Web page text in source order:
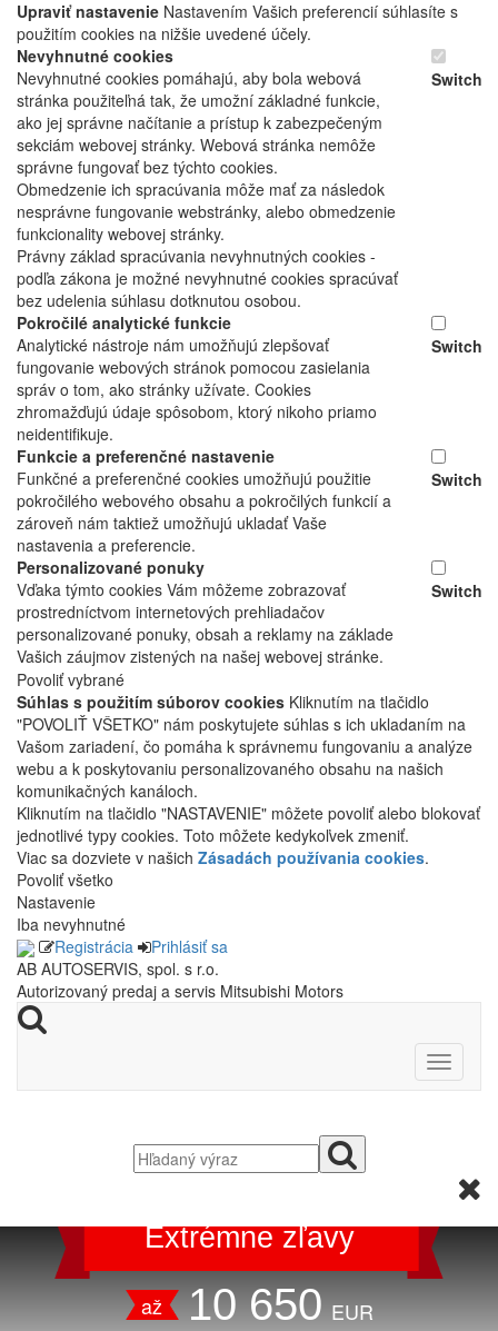
Upraviť nastavenie Nastavením Vašich preferencií súhlasíte s
použitím cookies na nižšie uvedené účely.
Nevyhnutné cookies
Nevyhnutné cookies pomáhajú, aby bola webová
stránka použiteľná tak, že umožní základné funkcie,
ako jej správne načítanie a prístup k zabezpečeným
sekciám webovej stránky. Webová stránka nemôže
správne fungovať bez týchto cookies.
Obmedzenie ich spracúvania môže mať za následok
nesprávne fungovanie webstránky, alebo obmedzenie
funkcionality webovej stránky.
Právny základ spracúvania nevyhnutných cookies -
podľa zákona je možné nevyhnutné cookies spracúvať
bez udelenia súhlasu dotknutou osobou.
Switch
Pokročilé analytické funkcie
Analytické nástroje nám umožňujú zlepšovať
fungovanie webových stránok pomocou zasielania
správ o tom, ako stránky užívate. Cookies
zhromažďujú údaje spôsobom, ktorý nikoho priamo
neidentifikuje.
Switch
Funkcie a preferenčné nastavenie
Funkčné a preferenčné cookies umožňujú použitie
pokročilého webového obsahu a pokročilých funkcií a
zároveň nám taktiež umožňujú ukladať Vaše
nastavenia a preferencie.
Switch
Personalizované ponuky
Vďaka týmto cookies Vám môžeme zobrazovať
prostredníctvom internetových prehliadačov
personalizované ponuky, obsah a reklamy na základe
Vašich záujmov zistených na našej webovej stránke.
Switch
Povoliť vybrané
Súhlas s použitím súborov cookies Kliknutím na tlačidlo
"POVOLIŤ VŠETKO" nám poskytujete súhlas s ich ukladaním na
Vašom zariadení, čo pomáha k správnemu fungovaniu a analýze
webu a k poskytovaniu personalizovaného obsahu na našich
komunikačných kanáloch.
Kliknutím na tlačidlo "NASTAVENIE" môžete povoliť alebo blokovať
jednotlivé typy cookies. Toto môžete kedykoľvek zmeniť.
Viac sa dozviete v našich Zásadách používania cookies.
Povoliť všetko
Nastavenie
Iba nevyhnutné
Registrácia
Prihlásiť sa
AB AUTOSERVIS, spol. s r.o.
Autorizovaný predaj a servis Mitsubishi Motors
Extrémne zľavy
až 10 650 EUR